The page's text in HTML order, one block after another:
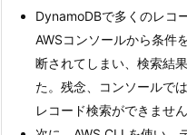
DynamoDBで多くのレコ
AWSコンソールから条件
断されてしまい、検索結
た。残念、コンソールで
レコード検索ができませ